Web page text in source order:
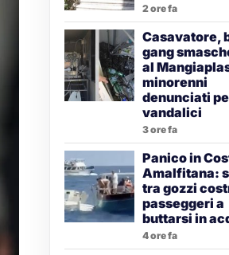
2 ore fa
Casavatore,
gang
al
minorenni
denunciati
vandalici
3 ore fa
Panico in
Amalfitana:
tra gozzi
passeggeri a
buttarsi in
4 ore fa